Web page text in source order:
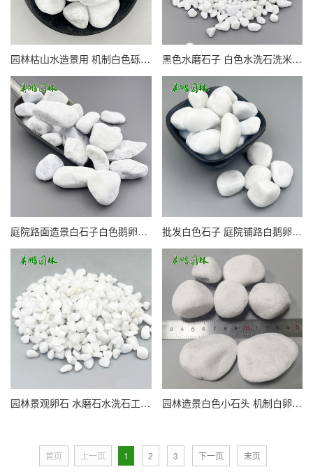
园林枯山水造景用 机制白色砾石水洗石 庭院铺路装饰 黑色水磨石子 白色水洗石洗米石 英鹏园林造景
庭院路面造景白石子白色鹅卵石 洗米石机制白碎石子 批发白色石子 庭院铺路白鹅卵石 装饰白石头造景白砾石
园林景观卵石 水磨石水洗石工厂 供应白色洗米石 园林造景白色小石头 机制白卵石白砾石 2-3公分铺路白石
首页 上一页 1 2 3 下一页 末页